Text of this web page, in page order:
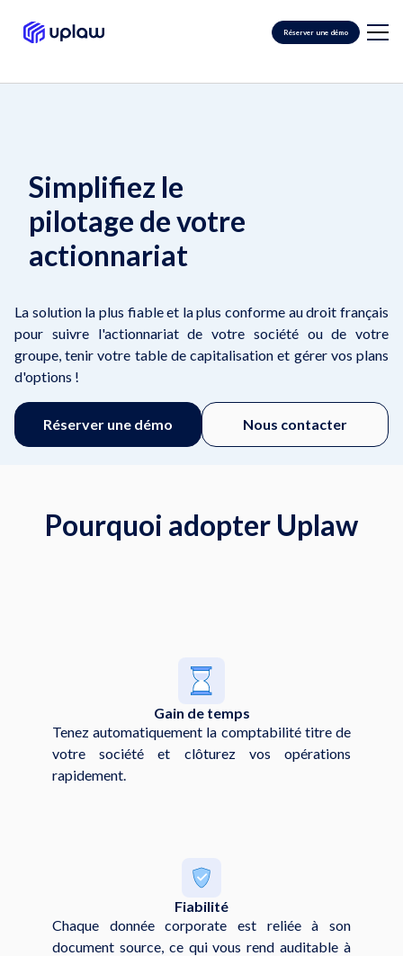
Réserver une démo
Simplifiez le
pilotage de votre
actionnariat
La solution la plus fiableet la plus conforme au droit français
pour suivre l'actionnariat de votre société ou de votre
groupe, tenir votre table de capitalisation et gérer vos plans
d'options !
Réserver une démo Nous contacter
Pourquoi adopter Uplaw
Gain de temps
Tenez automatiquement la comptabilité titre de
votre société et clôturez vos opérations
rapidement.
Fiabilité
Chaque donnée corporate est reliée à son
document source, ce qui vous rend auditable à